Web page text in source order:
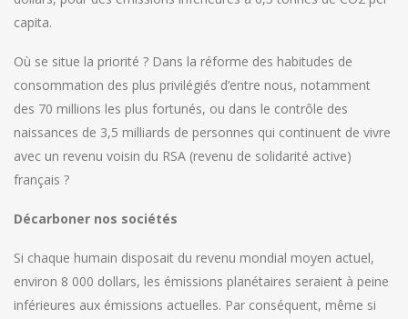
capita.
Où se situe la priorité ? Dans la réforme des habitudes de
consommation des plus privilégiés d’entre nous, notamment
des 70 millions les plus fortunés, ou dans le contrôle des
naissances de 3,5 milliards de personnes qui continuent de vivre
avec un revenu voisin du RSA (revenu de solidarité active)
français ?
Décarboner nos sociétés
Si chaque humain disposait du revenu mondial moyen actuel,
environ 8 000 dollars, les émissions planétaires seraient à peine
inférieures aux émissions actuelles. Par conséquent, même si